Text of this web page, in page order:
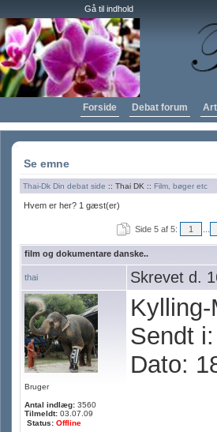
Gå til indhold
Forside Debat forum
Se emne
Thai-Dk Din debat side :: Thai DK :: Film, bøger etc
Hvem er her? 1 gæst(er)
Side 5 af 5: 1
film og dokumentare danske..
thai Skrevet d.
Bruger
Antal indlæg: 3560
Tilmeldt: 03.07.09
Status: Offline
Sendt
Dato: